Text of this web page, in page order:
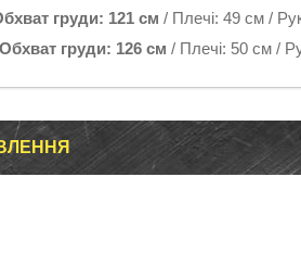
груди: 121 см / Плечі: 49 см /
Обхват груди: 126 см / Плечі: 50 см /